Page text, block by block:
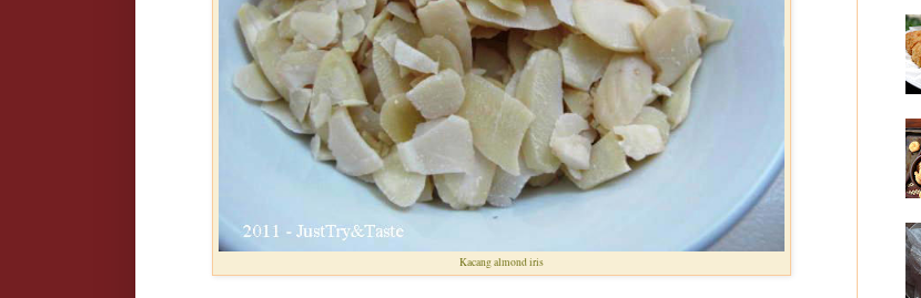
Kacang almond iris